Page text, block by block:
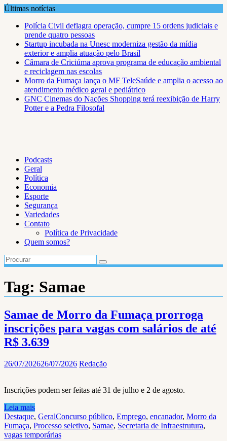
Skip
content
Últimas notícias
Polícia Civil deflagra operação, cumpre 15 ordens judiciais e
prende quatro pessoas
Startup incubada na Unesc moderniza gestão da mídia
exterior e amplia atuação pelo Brasil
Câmara de Criciúma aprova programa de educação ambiental
e reciclagem nas escolas
Morro da Fumaça lança o MF TeleSaúde e amplia o acesso ao
atendimento médico geral e pediátrico
GNC Cinemas do Nações Shopping terá reexibição de Harry
Potter e a Pedra Filosofal
Podcasts
Geral
Política
Economia
Esporte
Segurança
Variedades
Contato
Política de Privacidade
Quem somos?
Tag: Samae
Samae de Morro da Fumaça prorroga
inscrições para vagas com salários de até
R$ 3.639
26/07/202626/07/2026 Redação
Inscrições podem ser feitas até 31 de julho e 2 de agosto.
Leia mais
Destaque, GeralConcurso público, Emprego, encanador, Morro da
Fumaça, Processo seletivo, Samae, Secretaria de Infraestrutura,
vagas temporárias